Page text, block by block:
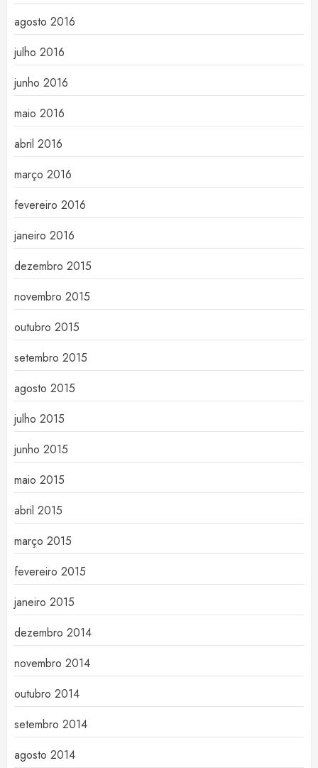
agosto 2016
julho 2016
junho 2016
maio 2016
abril 2016
março 2016
fevereiro 2016
janeiro 2016
dezembro 2015
novembro 2015
outubro 2015
setembro 2015
agosto 2015
julho 2015
junho 2015
maio 2015
abril 2015
março 2015
fevereiro 2015
janeiro 2015
dezembro 2014
novembro 2014
outubro 2014
setembro 2014
agosto 2014